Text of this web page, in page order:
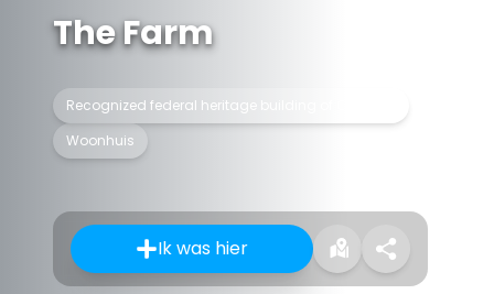
The Farm
Recognized federal heritage building of Canada
Woonhuis
Ik was hier